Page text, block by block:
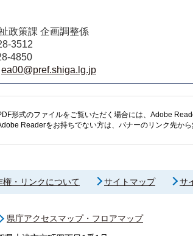
政策課 企画調整係
3512
4850
ea00@pref.shiga.lg.jp
形式のファイルをご覧いただく場合には、Adobe
Readerをお持ちでない方は、バナーのリンク先から
権・リンクについて サイトマップ サ
県庁アクセスマップ・フロアマップ